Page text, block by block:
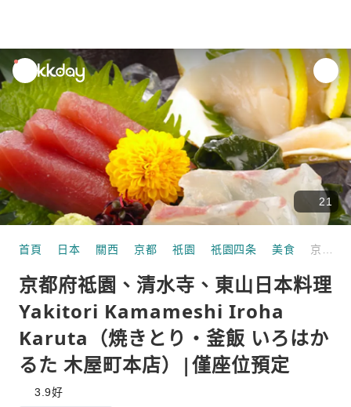
unread
notifications
21
首頁 日本 關西 京都 祇園 祇園四条 美食
京都府祗園、清水寺、東山日本料理
Yakitori Kamameshi Iroha
Karuta（焼きとり・釜飯 いろはか
るた 木屋町本店）|僅座位預定
3.9好